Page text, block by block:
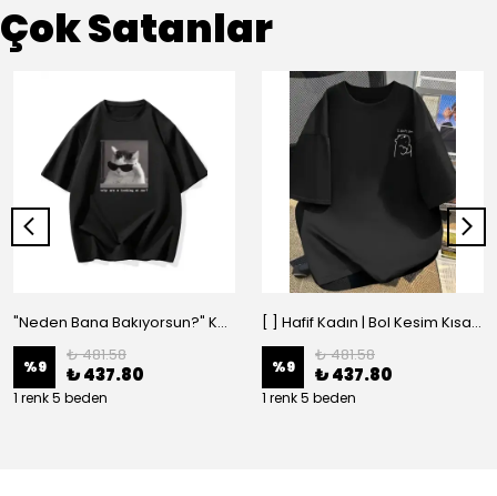
Çok Satanlar
"Neden Bana Bakıyorsun?" Komik Kedi Grafik Tişört - Dijital Baskılı Siyah Bol - Siyah
%9
₺ 481.58
₺ 437.80
1 renk 5 beden
[ ] Hafif Kadın | Bol Kesim Kısa Kollu Yuvarlak Yaka Eğlenceli Karikatür Ayı ve - Siyah
%9
₺ 481.58
₺ 437.80
1 renk 5 beden